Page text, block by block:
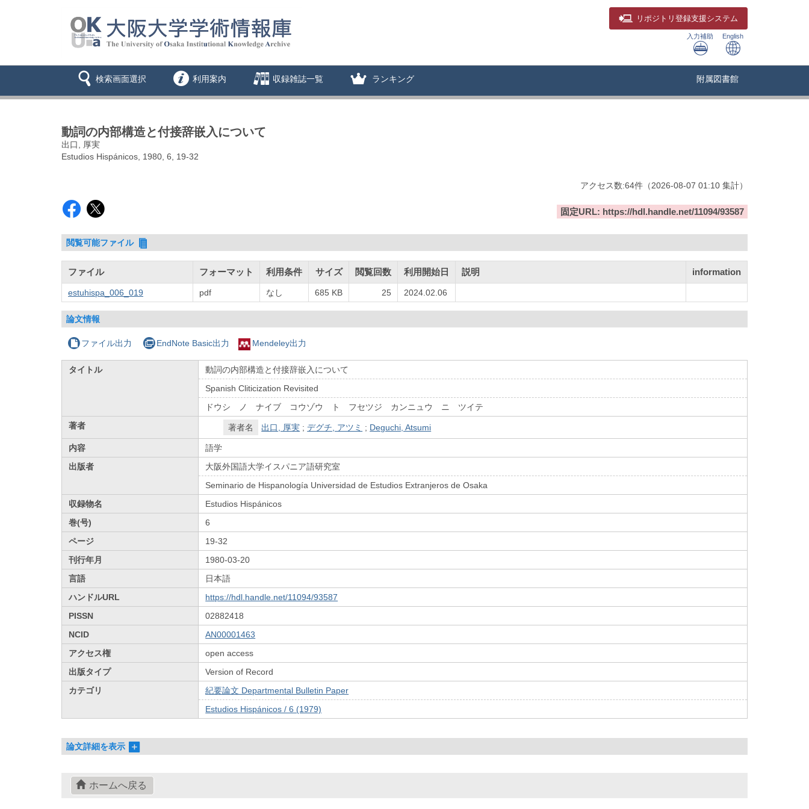
リポジトリ 登録支援システム
入力補助 English
検索画面選択 利用案内 収録雑誌一覧 ランキング 附属図書館
動詞の内部構造と付接辞嵌入について
出口, 厚実
Estudios Hispánicos, 1980, 6, 19-32
アクセス数:64件 （2026-08-07 01:10 集計）
固定URL: https://hdl.handle.net/11094/93587
閲覧可能ファイル
ファイル フォーマット 利用条件 サイズ 閲覧回数 利用開始日 説明 information
estuhispa_006_019 pdf なし 685 KB 25 2024.02.06
論文情報
ファイル出力 EndNote Basic出力 Mendeley出力
タイトル
動詞の内部構造と付接辞嵌入について
Spanish Cliticization Revisited
ドウシ ノ ナイブ コウゾウ ト フセツジ カンニュウ ニ ツイテ
著者
著者名 出口, 厚実 ;デグチ, アツミ ; Deguchi, Atsumi
内容
語学
出版者
大阪外国語大学イスパニア語研究室
Seminario de Hispanología Universidad de Estudios Extranjeros de Osaka
収録物名
Estudios Hispánicos
巻(号)
6
ページ
19-32
刊行年月
1980-03-20
言語
日本語
ハンドルURL
https://hdl.handle.net/11094/93587
PISSN
02882418
NCID
AN00001463
アクセス権
open access
出版タイプ
Version of Record
カテゴリ
紀要論文 Departmental Bulletin Paper
Estudios Hispánicos / 6 (1979)
論文詳細を表示
ホームへ戻る